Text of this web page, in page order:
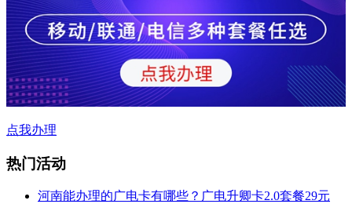
点我办理
热门活动
河南能办理的广电卡有哪些？广电升卿卡2.0套餐29元